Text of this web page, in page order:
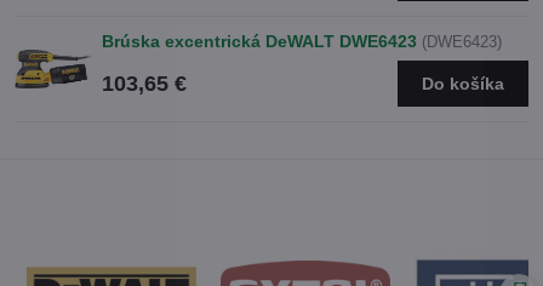
Brúska excentrická DeWALT DWE6423 (DWE6423)
103,65 € Do košíka